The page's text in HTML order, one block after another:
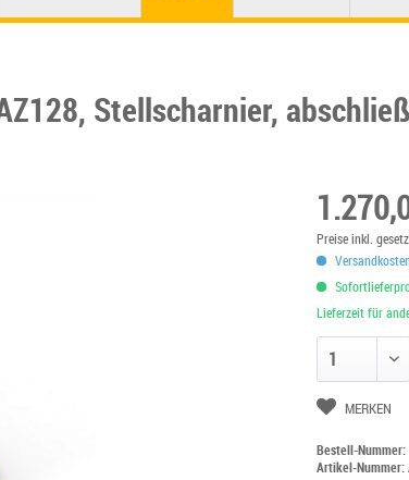
Stellscharnier,
Preise inkl.
Lieferzeit für
MERKEN
Bestell-Nummer:
Artikel-Nummer: